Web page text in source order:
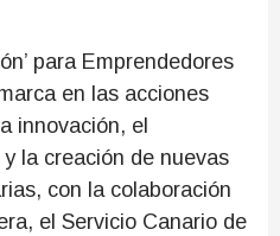
para Emprendedores
en las acciones
innovación, el
la creación de nuevas
con la colaboración
el Servicio Canario de